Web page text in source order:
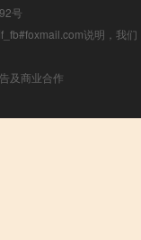
号
说明，我们
及商业合作